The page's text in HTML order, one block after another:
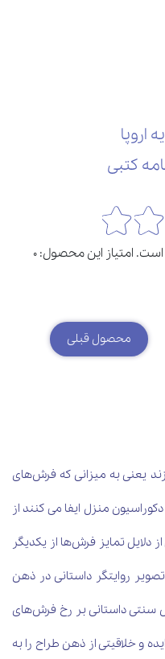
0 کاربر به این محصول امتیاز داده است. امتیاز این محصول: 0
محصول قبلی
یعنی به میزانی که فرش‌های
منزل ایفا می کنند از
دلایل تمایز فرش‌ها از یکدیگر
روایتگر داستانی در ذهن
سنتی داستانی بر رخ فرش‌های
و خلاقیتی از ذهن طراح را به